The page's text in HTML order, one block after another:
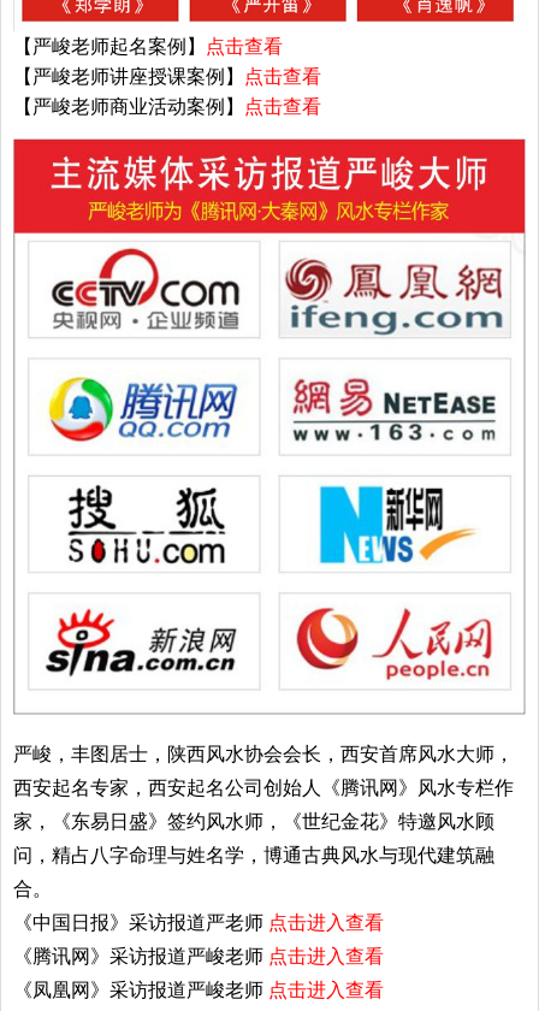
【严峻老师起名案例】
点击查看
【严峻老师讲座授课案例】
点击查看
【严峻老师商业活动案例】
点击查看
严峻，丰图居士，陕西风水协会会长，西安首席风水大师，
西安起名专家，西安起名公司创始人《腾讯网》风水专栏作
家，《东易日盛》签约风水师，《世纪金花》特邀风水顾
问，精占八字命理与姓名学，博通古典风水与现代建筑融
合。
《中国日报》采访报道严老师 点击进入查看
《腾讯网》采访报道严峻老师 点击进入查看
《凤凰网》采访报道严峻老师 点击进入查看